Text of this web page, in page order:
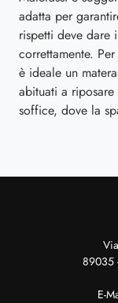
adatta per
rispetti deve dare
correttamente.
è ideale un
abituati a
soffice, dove la
89035
E-